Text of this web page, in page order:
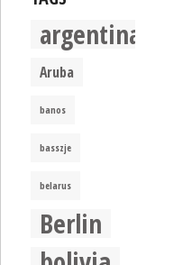
argentina
Aruba
banos
basszje
belarus
Berlin